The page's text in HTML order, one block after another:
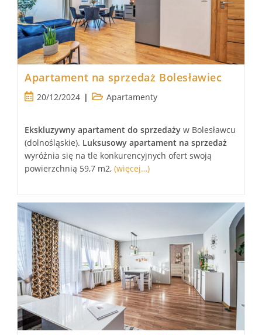
Apartament na sprzedaż Bolesławiec
Post20/12/2024
PostApartamenty
Ekskluzywny apartament do sprzedaży w Bolesławcu
(dolnośląskie). Luksusowy apartament na sprzedaż
wyróżnia się na tle konkurencyjnych ofert swoją
powierzchnią 59,7 m2,(więcej…)